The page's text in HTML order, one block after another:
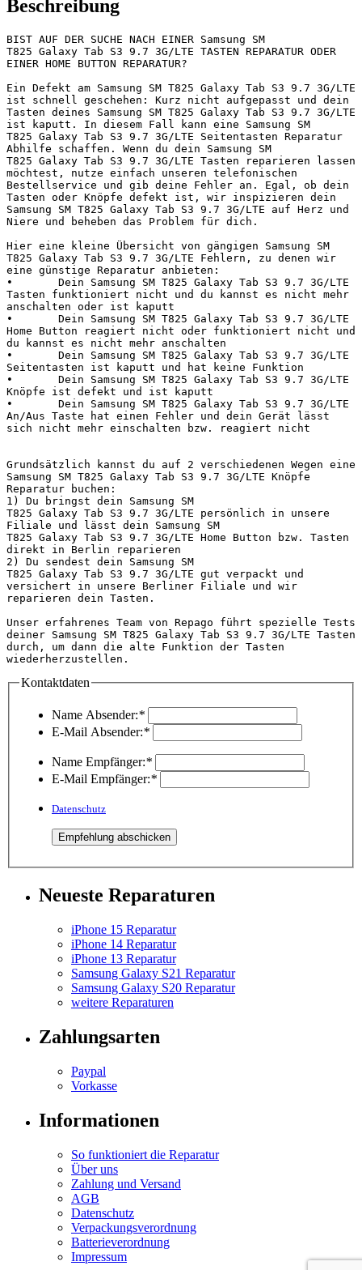
Beschreibung
BIST AUF DER SUCHE NACH EINER Samsung SM
T825 Galaxy Tab S3 9.7 3G/LTE TASTEN REPARATUR ODER
EINER HOME BUTTON REPARATUR?
Ein Defekt am Samsung SM T825 Galaxy Tab S3 9.7 3G/LTE
ist schnell geschehen: Kurz nicht aufgepasst und dein
Tasten deines Samsung SM T825 Galaxy Tab S3 9.7 3G/LTE
ist kaputt. In diesem Fall kann eine Samsung SM
T825 Galaxy Tab S3 9.7 3G/LTE Seitentasten Reparatur
Abhilfe schaffen. Wenn du dein Samsung SM
T825 Galaxy Tab S3 9.7 3G/LTE Tasten reparieren lassen
möchtest, nutze einfach unseren telefonischen
Bestellservice und gib deine Fehler an. Egal, ob dein
Tasten oder Knöpfe defekt ist, wir inspizieren dein
Samsung SM T825 Galaxy Tab S3 9.7 3G/LTE auf Herz und
Niere und beheben das Problem für dich.
Hier eine kleine Übersicht von gängigen Samsung SM
T825 Galaxy Tab S3 9.7 3G/LTE Fehlern, zu denen wir
eine günstige Reparatur anbieten:
•	Dein Samsung SM T825 Galaxy Tab S3 9.7 3G/LTE
Tasten funktioniert nicht und du kannst es nicht mehr
anschalten oder ist kaputt
•	Dein Samsung SM T825 Galaxy Tab S3 9.7 3G/LTE
Home Button reagiert nicht oder funktioniert nicht und
du kannst es nicht mehr anschalten
•	Dein Samsung SM T825 Galaxy Tab S3 9.7 3G/LTE
Seitentasten ist kaputt und hat keine Funktion
•	Dein Samsung SM T825 Galaxy Tab S3 9.7 3G/LTE
Knöpfe ist defekt und ist kaputt
•	Dein Samsung SM T825 Galaxy Tab S3 9.7 3G/LTE
An/Aus Taste hat einen Fehler und dein Gerät lässt
sich nicht mehr einschalten bzw. reagiert nicht
Grundsätzlich kannst du auf 2 verschiedenen Wegen eine
Samsung SM T825 Galaxy Tab S3 9.7 3G/LTE Knöpfe
Reparatur buchen:
1) Du bringst dein Samsung SM
T825 Galaxy Tab S3 9.7 3G/LTE persönlich in unsere
Filiale und lässt dein Samsung SM
T825 Galaxy Tab S3 9.7 3G/LTE Home Button bzw. Tasten
direkt in Berlin reparieren
2) Du sendest dein Samsung SM
T825 Galaxy Tab S3 9.7 3G/LTE gut verpackt und
versichert in unsere Berliner Filiale und wir
reparieren dein Tasten.
Unser erfahrenes Team von Repago führt spezielle Tests
deiner Samsung SM T825 Galaxy Tab S3 9.7 3G/LTE Tasten
durch, um dann die alte Funktion der Tasten
Kontaktdaten
Name Absender:*
E-Mail Absender:*
Name Empfänger:*
E-Mail Empfänger:*
Datenschutz
Neueste Reparaturen
iPhone 15 Reparatur
iPhone 14 Reparatur
iPhone 13 Reparatur
Samsung Galaxy S21 Reparatur
Samsung Galaxy S20 Reparatur
weitere Reparaturen
Zahlungsarten
Paypal
Vorkasse
Informationen
So funktioniert die Reparatur
Über uns
Zahlung und Versand
AGB
Datenschutz
Verpackungsverordnung
Batterieverordnung
Impressum